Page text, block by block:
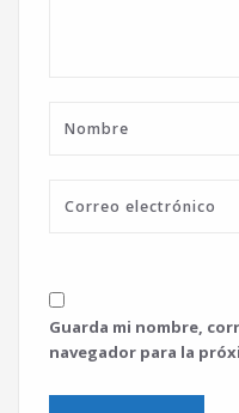
Guarda mi nombre,
navegador para la